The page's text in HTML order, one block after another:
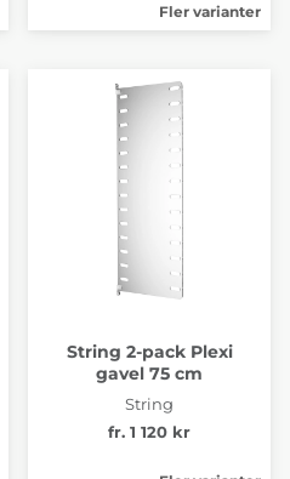
Fler varianter
String 2-pack Plexi
gavel 75 cm
String
fr. 1 120 kr